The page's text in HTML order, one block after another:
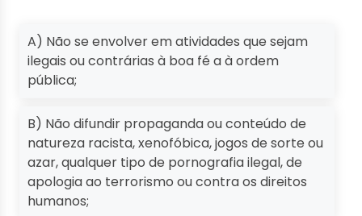
A) Não se envolver em atividades que sejam
ilegais ou contrárias à boa fé a à ordem
pública;
B) Não difundir propaganda ou conteúdo de
natureza racista, xenofóbica, jogos de sorte ou
azar, qualquer tipo de pornografia ilegal, de
apologia ao terrorismo ou contra os direitos
humanos;